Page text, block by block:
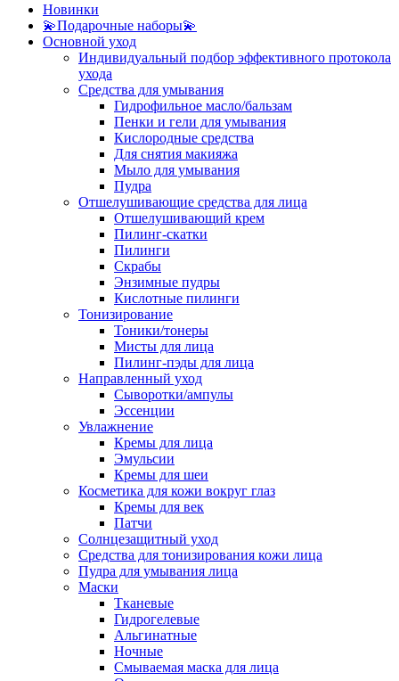
Новинки
💫Подарочные наборы💫
Основной уход
Индивидуальный подбор эффективного протокола
ухода
Средства для умывания
Гидрофильное масло/бальзам
Пенки и гели для умывания
Кислородные средства
Для снятия макияжа
Мыло для умывания
Пудра
Отшелушивающие средства для лица
Отшелушивающий крем
Пилинг-скатки
Пилинги
Скрабы
Энзимные пудры
Кислотные пилинги
Тонизирование
Тоники/тонеры
Мисты для лица
Пилинг-пэды для лица
Направленный уход
Сыворотки/ампулы
Эссенции
Увлажнение
Кремы для лица
Эмульсии
Кремы для шеи
Косметика для кожи вокруг глаз
Кремы для век
Патчи
Солнцезащитный уход
Средства для тонизирования кожи лица
Пудра для умывания лица
Маски
Тканевые
Гидрогелевые
Альгинатные
Ночные
Смываемая маска для лица